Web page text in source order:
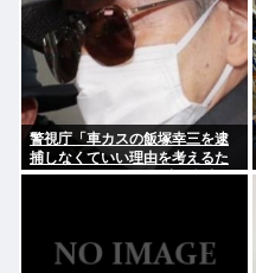
警視庁「車カスの飯塚幸三を逮
捕しなくていい理由を考えるた
めに1000ページもの法解釈書を